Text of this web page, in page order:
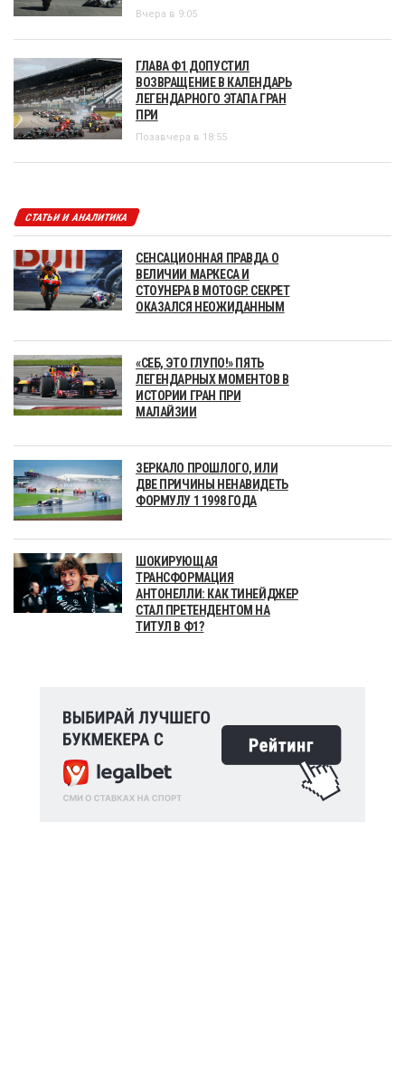
Вчера в 9:05
ГЛАВА Ф1 ДОПУСТИЛ
ВОЗВРАЩЕНИЕ В КАЛЕНДАРЬ
ЛЕГЕНДАРНОГО ЭТАПА ГРАН
ПРИ
Позавчера в 18:55
СТАТЬИ И АНАЛИТИКА
СЕНСАЦИОННАЯ ПРАВДА О
ВЕЛИЧИИ МАРКЕСА И
СТОУНЕРА В MOTOGP. СЕКРЕТ
ОКАЗАЛСЯ НЕОЖИДАННЫМ
«СЕБ, ЭТО ГЛУПО!» ПЯТЬ
ЛЕГЕНДАРНЫХ МОМЕНТОВ В
ИСТОРИИ ГРАН ПРИ
МАЛАЙЗИИ
ЗЕРКАЛО ПРОШЛОГО, ИЛИ
ДВЕ ПРИЧИНЫ НЕНАВИДЕТЬ
ФОРМУЛУ 1 1998 ГОДА
ШОКИРУЮЩАЯ
ТРАНСФОРМАЦИЯ
АНТОНЕЛЛИ: КАК ТИНЕЙДЖЕР
СТАЛ ПРЕТЕНДЕНТОМ НА
ТИТУЛ В Ф1?